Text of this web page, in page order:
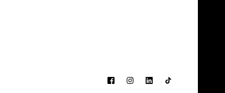
FacebookInstagram
LinkedInTikTok